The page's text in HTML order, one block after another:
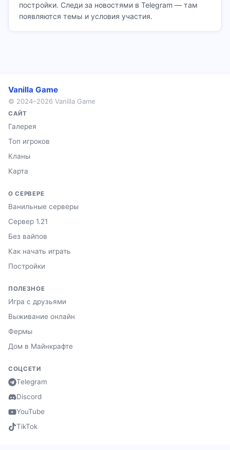
постройки. Следи за новостями в Telegram — там
появляются темы и условия участия.
Vanilla Game
© 2024–2026 Vanilla Game
САЙТ
Галерея
Топ игроков
Кланы
Карта
О СЕРВЕРЕ
Ванильные серверы
Сервер 1.21
Без вайпов
Как начать играть
Постройки
ПОЛЕЗНОЕ
Игра с друзьями
Выживание онлайн
Фермы
Дом в Майнкрафте
СОЦСЕТИ
Telegram
Discord
YouTube
TikTok